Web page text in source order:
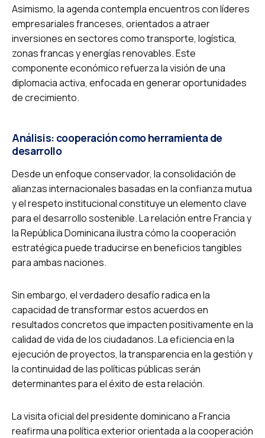
Asimismo, la agenda contempla encuentros con líderes
empresariales franceses, orientados a atraer
inversiones en sectores como transporte, logística,
zonas francas y energías renovables. Este
componente económico refuerza la visión de una
diplomacia activa, enfocada en generar oportunidades
de crecimiento.
Análisis: cooperación como herramienta de
desarrollo
Desde un enfoque conservador, la consolidación de
alianzas internacionales basadas en la confianza mutua
y el respeto institucional constituye un elemento clave
para el desarrollo sostenible. La relación entre Francia y
la República Dominicana ilustra cómo la cooperación
estratégica puede traducirse en beneficios tangibles
para ambas naciones.
Sin embargo, el verdadero desafío radica en la
capacidad de transformar estos acuerdos en
resultados concretos que impacten positivamente en la
calidad de vida de los ciudadanos. La eficiencia en la
ejecución de proyectos, la transparencia en la gestión y
la continuidad de las políticas públicas serán
determinantes para el éxito de esta relación.
La visita oficial del presidente dominicano a Francia
reafirma una política exterior orientada a la cooperación